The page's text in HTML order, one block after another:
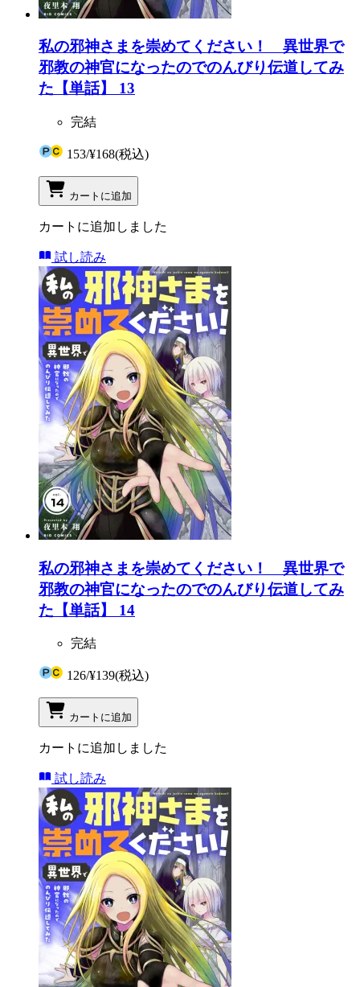
私の邪神さまを崇めてください！ 異世界で
邪教の神官になったのでのんびり伝道してみ
た【単話】 13
完結
153/¥168(税込)
カートに追加
カートに追加しました
試し読み
私の邪神さまを崇めてください！ 異世界で
邪教の神官になったのでのんびり伝道してみ
た【単話】 14
完結
126/¥139(税込)
カートに追加
カートに追加しました
試し読み